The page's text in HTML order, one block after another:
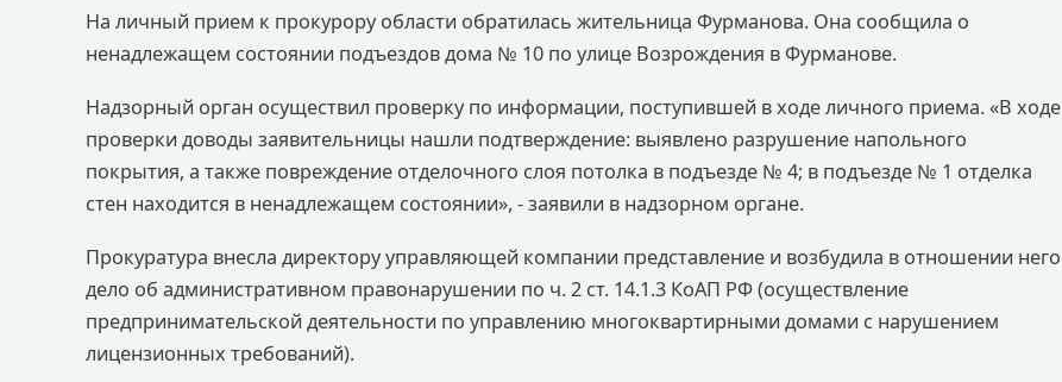
На личный прием к прокурору области обратилась жительница Фурманова. Она сообщила о
ненадлежащем состоянии подъездов дома № 10 по улице Возрождения в Фурманове.
Надзорный орган осуществил проверку по информации, поступившей в ходе личного приема. «В ходе
проверки доводы заявительницы нашли подтверждение: выявлено разрушение напольного
покрытия, а также повреждение отделочного слоя потолка в подъезде № 4; в подъезде № 1 отделка
стен находится в ненадлежащем состоянии», - заявили в надзорном органе.
Прокуратура внесла директору управляющей компании представление и возбудила в отношении него
дело об административном правонарушении по ч. 2 ст. 14.1.3 КоАП РФ (осуществление
предпринимательской деятельности по управлению многоквартирными домами с нарушением
лицензионных требований).